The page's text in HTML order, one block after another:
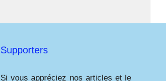
Supporters
Si vous appréciez nos articles et le